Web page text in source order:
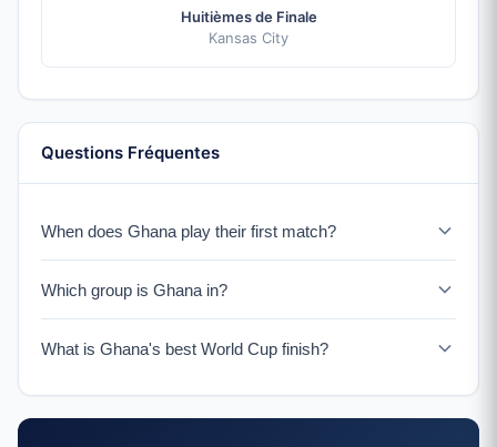
Huitièmes de Finale
Kansas City
Questions Fréquentes
When does Ghana play their first match?
Which group is Ghana in?
Panama.
What is Ghana's best World Cup finish?